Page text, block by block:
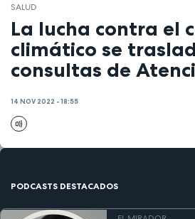
SALUD
La lucha contra el
climático se
consultas de
14 NOV 2022 - 18:55
PODCASTS DESTACADOS